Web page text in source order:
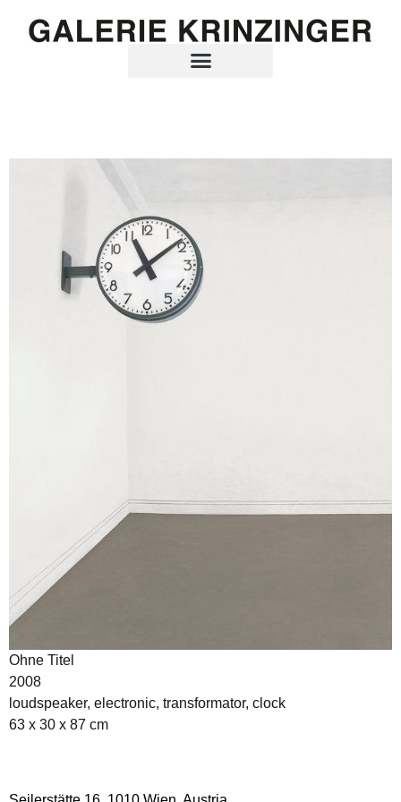
Ohne Titel
2008
loudspeaker, electronic, transformator, clock
63 x 30 x 87 cm